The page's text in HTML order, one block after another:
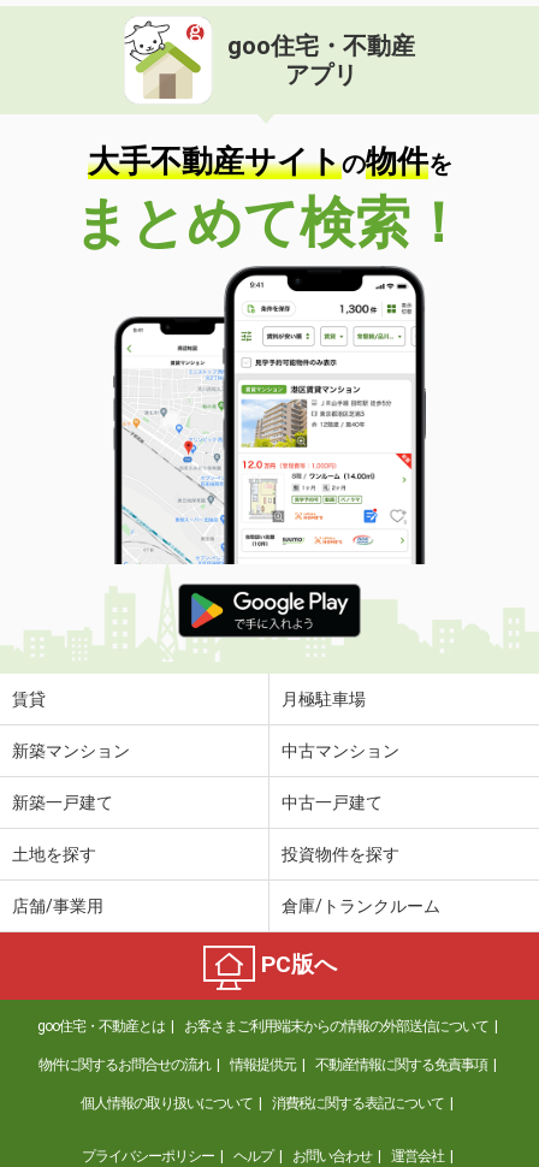
愛媛県松山市北藤原町
価 格
3,190万円
住 所
愛媛県松山市北藤原町
専有面積 67.29m²
間取り
3LDK
愛媛県松山市若草町
価 格
2,419万円
愛媛県松山市若草町
73.71m²
間取り
4LDK
goo住宅・不動産
アプリ
大手不動産サイトの物件を
まとめて検索！
賃貸 月極駐車場
新築マンション 中古マンション
新築一戸建て 中古一戸建て
土地を探す 投資物件を探す
店舗/事業用 倉庫/トランクルーム
PC版へ
goo住宅・不動産とは お客さまご利用端末からの情報の外部送信について
物件に関するお問合せの流れ 情報提供元 不動産情報に関する免責事項
個人情報の取り扱いについて 消費税に関する表記について
プライバシーポリシー ヘルプ お問い合わせ 運営会社